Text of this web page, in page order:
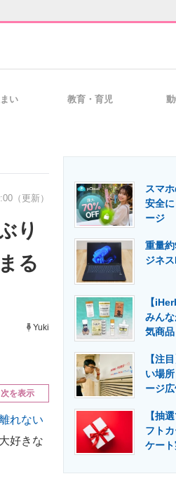
経営リーダーのコミュニティ
製造業のIT導入・活用を支援
エネルギーの専門メディア
い 教育・育児
（更新）
り
る
Yuki
次を表示
れない
好きな
スマ
安全
ージ
重量
ジネ
【
みん
気商品
【注
い場
ージ
【抽
フト
ケー